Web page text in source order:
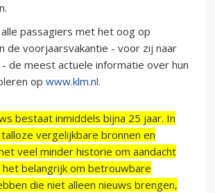
passagiers met het oog op
de voorjaarsvakantie - voor zij naar
- de meest actuele informatie over hun
op www.klm.nl.
bestaat inmiddels bijna 25 jaar. In
vergelijkbare bronnen en
veel minder historie om aandacht
het belangrijk om betrouwbare
die niet alleen nieuws brengen,